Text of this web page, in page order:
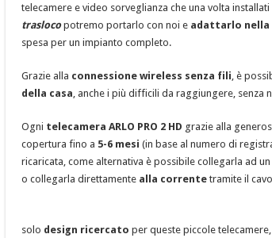
telecamere e video sorveglianza che una volta
traslocopotremo portarlo con noi e adattarlo nella
spesa per un impianto completo.
Grazie alla connessione wireless senza fili , è
della casa , anche i più difficili da raggiungere, senza
Ogni telecamera ARLO PRO 2 HD grazie alla
copertura fino a 5-6 mesi (in base al numero di
ricaricata, come alternativa è possibile collegarla ad un
o collegarla direttamente alla correntetramite il
solo design ricercato per queste piccole